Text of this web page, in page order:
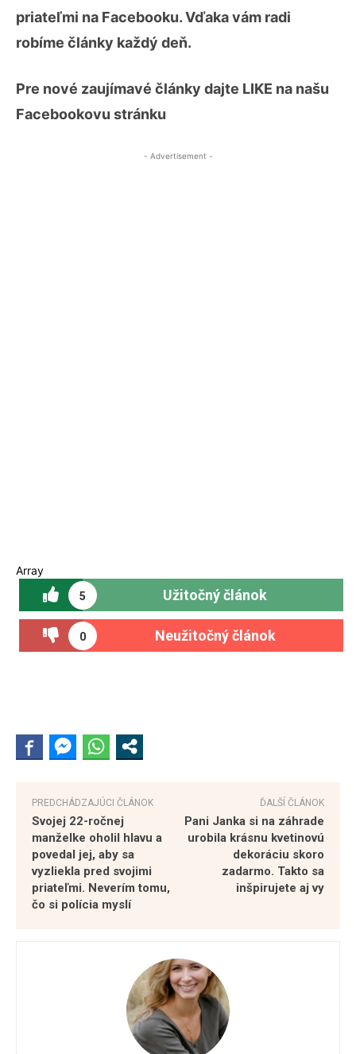
priateľmi na Facebooku. Vďaka vám radi
robíme články každý deň.
Pre nové zaujímavé články dajte LIKE na našu
Facebookovu stránku
- Advertisement -
Array
5 Užitočný článok
0 Neužitočný článok
PREDCHÁDZAJÚCI ČLÁNOK
Svojej 22-ročnej
manželke oholil hlavu a
povedal jej, aby sa
vyzliekla pred svojimi
priateľmi. Neverím tomu,
čo si polícia myslí
ĎALŠÍ ČLÁNOK
Pani Janka si na záhrade
urobila krásnu kvetinovú
dekoráciu skoro
zadarmo. Takto sa
inšpirujete aj vy